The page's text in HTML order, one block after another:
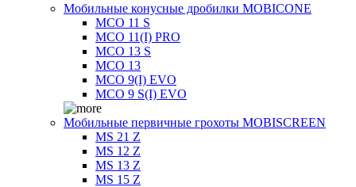
Мобильные конусные дробилки MOBICONE
MCO 11 S
MCO 11(I) PRO
MCO 13 S
MCO 13
MCO 9(I) EVO
MCO 9 S(I) EVO
Мобильные первичные грохоты MOBISCREEN
MS 21 Z
MS 12 Z
MS 13 Z
MS 15 Z